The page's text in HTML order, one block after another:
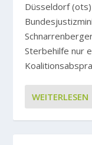
Düsseldorf
Sterbehilfe nur
WEITERLESEN